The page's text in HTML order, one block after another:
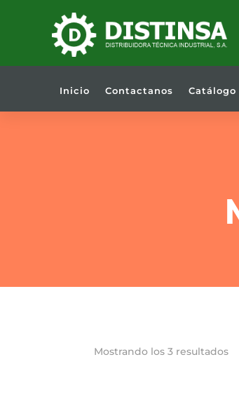
Inicio Contactanos Catálogo
Mostrando los 3 resultados